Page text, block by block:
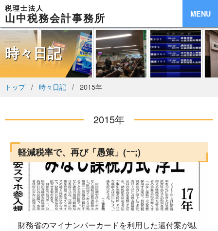
MENU
税理士法人
山中税務会計事務所
時々日記
トップ 時々日記 2015年
2015年
軽減税率で、再び「愚策」(ｰｰ;)
財務省のマイナンバーカードを利用した還付案が駄